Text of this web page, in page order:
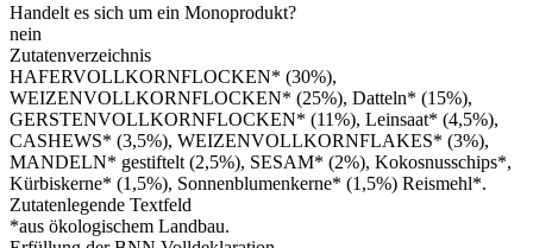
Handelt es sich um ein Monoprodukt?
nein
Zutatenverzeichnis
HAFERVOLLKORNFLOCKEN* (30%),
WEIZENVOLLKORNFLOCKEN* (25%), Datteln* (15%),
GERSTENVOLLKORNFLOCKEN* (11%), Leinsaat* (4,5%),
CASHEWS* (3,5%), WEIZENVOLLKORNFLAKES* (3%),
MANDELN* gestiftelt (2,5%), SESAM* (2%), Kokosnusschips*,
Kürbiskerne* (1,5%), Sonnenblumenkerne* (1,5%) Reismehl*.
Zutatenlegende Textfeld
*aus ökologischem Landbau.